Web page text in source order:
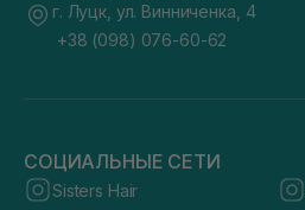
г. Луцк, ул. Винниченка, 4
+38 (098) 076-60-62
СОЦИАЛЬНЫЕ СЕТИ
Sisters Hair